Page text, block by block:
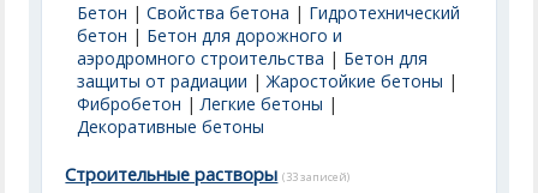
Бетон |Свойства бетона | Гидротехнический
бетон | Бетон для дорожного и
аэродромного строительства | Бетон для
защиты от радиации |Жаростойкие бетоны |
Фибробетон |Легкие бетоны |
Декоративные бетоны
Строительные растворы (33 записей)